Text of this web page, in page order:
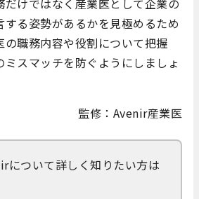
けではなく産業医として企業の
る姿勢があるかを見極めるため
の職務内容や役割について把握
ミスマッチを防ぐようにしましょ
監修：Avenir産業医
について詳しく知りたい方は